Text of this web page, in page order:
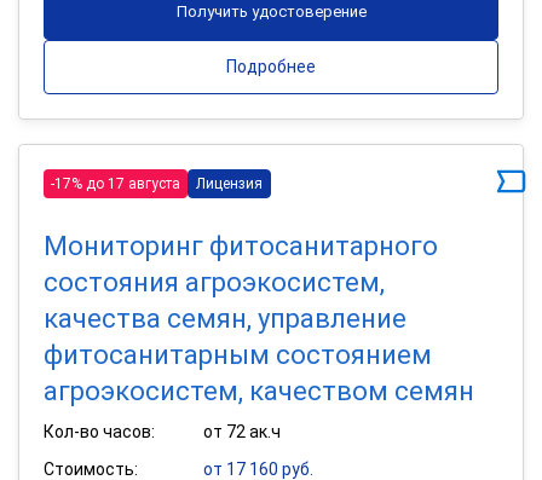
Получить удостоверение
Подробнее
-17% до 17 августа Лицензия
Мониторинг фитосанитарного
состояния агроэкосистем,
качества семян, управление
фитосанитарным состоянием
агроэкосистем, качеством семян
Кол-во часов:
от 72 ак.ч
Стоимость:
от 17 160 руб.